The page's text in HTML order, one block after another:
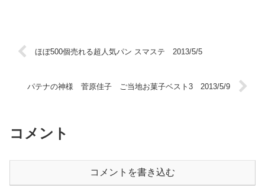
ほぼ500個売れる超人気パン スマステ 2013/5/5
パテナの神様 菅原佳子 ご当地お菓子ベスト3 2013/5/9
コメント
コメントを書き込む